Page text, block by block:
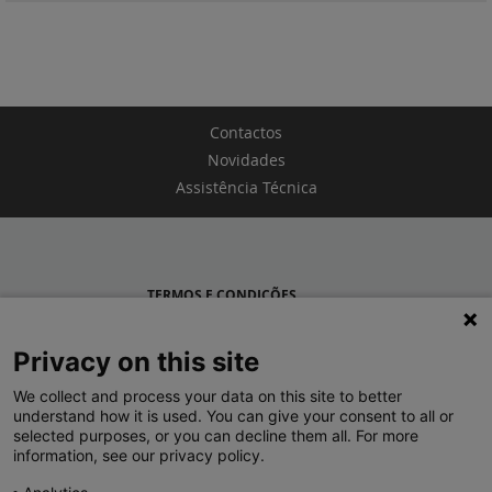
Contactos
Novidades
Assistência Técnica
TERMOS E CONDIÇÕES
LEGRAND PORTUGAL
GRUPO LEGRAND NO MUNDO
Privacy on this site
We collect and process your data on this site to better
understand how it is used. You can give your consent to all or
selected purposes, or you can decline them all. For more
information, see our privacy policy.